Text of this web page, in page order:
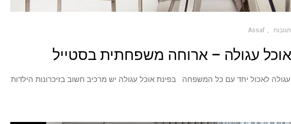
תגובות Assaf
עגולה – ארוחה משפחתית בסטייל
עגולה לאכול יחד עם כל המשפחה בפינת אוכל עגולה יש מרכיב חשוב בזיכרונות הילדות